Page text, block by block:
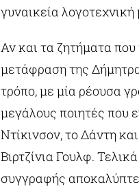
γυναικεία λογοτεχνική
Αν και τα ζητήματα
μετάφραση της
τρόπο, με μία ρέουσα
μεγάλους ποιητές που
Ντίκινσον, το Δάντη
Βιρτζίνια Γουλφ.
συγγραφής